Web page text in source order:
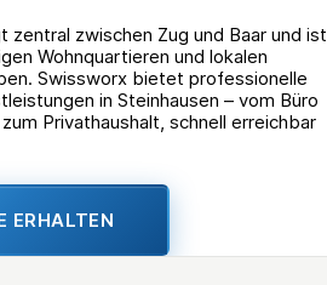
zentral zwischen Zug und Baar und ist
Wohnquartieren und lokalen
Swissworx bietet professionelle
in Steinhausen – vom Büro
Privathaushalt, schnell erreichbar
ERHALTEN